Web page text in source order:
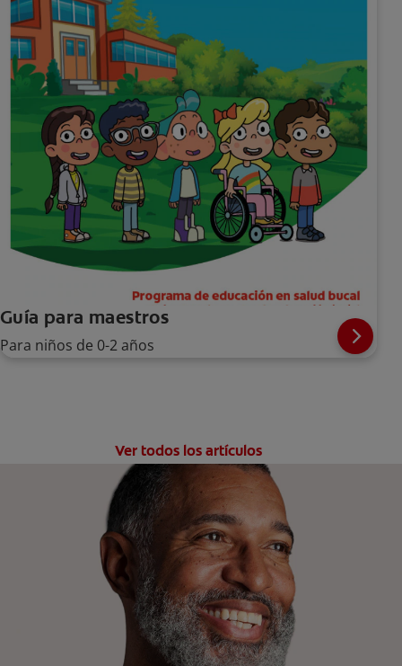
Guía para maestros
Para niños de 0-2 años
Ver todos los artículos